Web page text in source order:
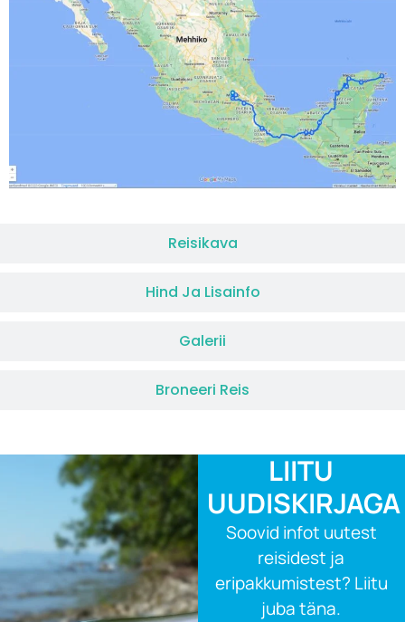
Reisikava
Hind Ja Lisainfo
Galerii
Broneeri Reis
LIITU
UUDISKIRJAGA
Soovid infot uutest
reisidest ja
eripakkumistest? Liitu
juba täna.